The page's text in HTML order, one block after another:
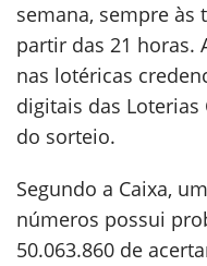
semana, sempre às
partir das 21 horas.
nas lotéricas
digitais das Loterias
do sorteio.
Segundo a Caixa,
números possui
50.063.860 de